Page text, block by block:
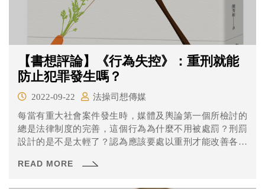
【書想評論】《行為失控》：重刑就能
防止犯罪發生嗎？
2022-09-22
法操司想傳媒
每當有重大社會案件發生時，媒體及輿論第一個所檢討的
總是法律制度的完善，這個行為為什麼不用被處罰？刑罰
設計的是不是太輕了？認為應該要處以重刑才能改善各種
的一部分，但是只要提升刑法或行政法規的罰則就能順利
READ MORE